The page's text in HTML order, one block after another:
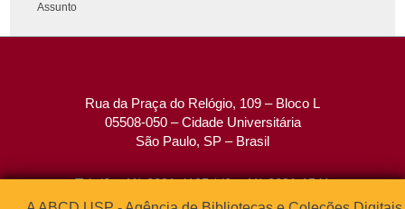
Assunto
Rua da Praça do Relógio, 109 – Bloco L
05508-050 – Cidade Universitária
São Paulo, SP – Brasil
Tel: (0xx11) 3091-4195 / (0xx11) 3091-1541
Fax: (0xx11) 3091-1567